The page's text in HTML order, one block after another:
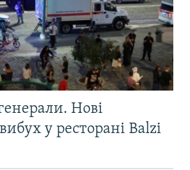
Нові
у ресторані Balzi